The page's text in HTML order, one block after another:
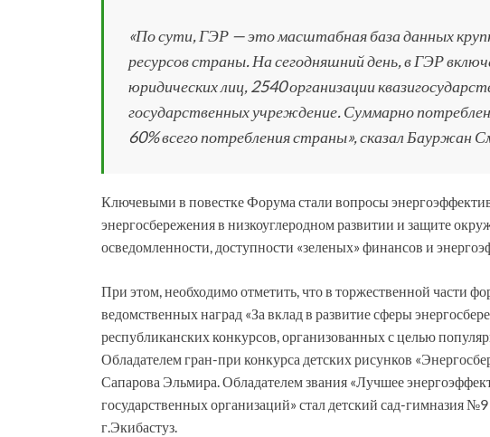
«По сути, ГЭР — это масштабная база данных
ресурсов страны. На сегодняшний день, в ГЭР
юридических лиц, 2540 организации
государственных учреждение. Суммарно
60% всего потребления страны», сказал Бауржан
Ключевыми в повестке Форума стали вопросы
энергосбережения в низкоуглеродном развитии и защите
осведомленности, доступности «зеленых» финансов и
При этом, необходимо отметить, что в торжественной части
ведомственных наград «За вклад в развитие сферы
республиканских конкурсов, организованных с целью
Обладателем гран-при конкурса детских рисунков
Сапарова Эльмира. Обладателем звания «Лучшее
государственных организаций» стал детский сад-гимназия
г.Экибастуз.